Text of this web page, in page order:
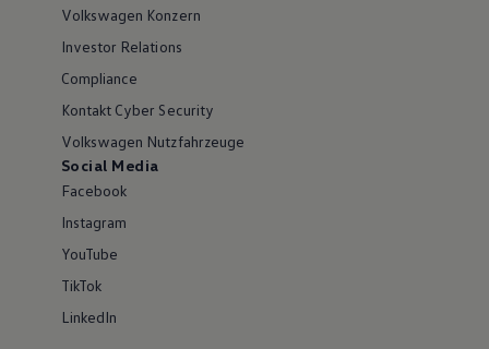
Volkswagen Konzern
Investor Relations
Compliance
Kontakt Cyber Security
Volkswagen Nutzfahrzeuge
Social Media
Facebook
Instagram
YouTube
TikTok
LinkedIn